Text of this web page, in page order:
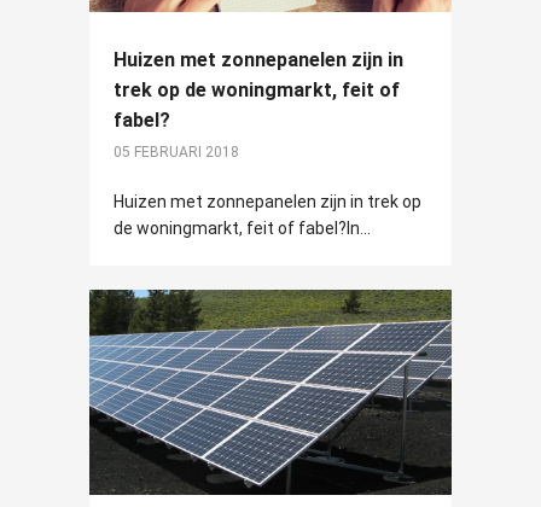
Huizen met zonnepanelen zijn in
trek op de woningmarkt, feit of
fabel?
05 FEBRUARI 2018
Huizen met zonnepanelen zijn in trek op
de woningmarkt, feit of fabel?In...